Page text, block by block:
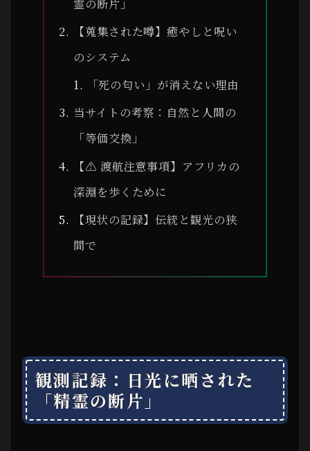
【蒐集された噂】癒やしと呪い
のシステム
「死の匂い」が消えない理由
当サイトの考察：自然と人間の
「等価交換」
【⚠ 渡航注意事項】アフリカの
深淵を歩くために
【現状の記録】伝統と観光の狭
間で
観測記録：日光に晒された
「精霊の断片」